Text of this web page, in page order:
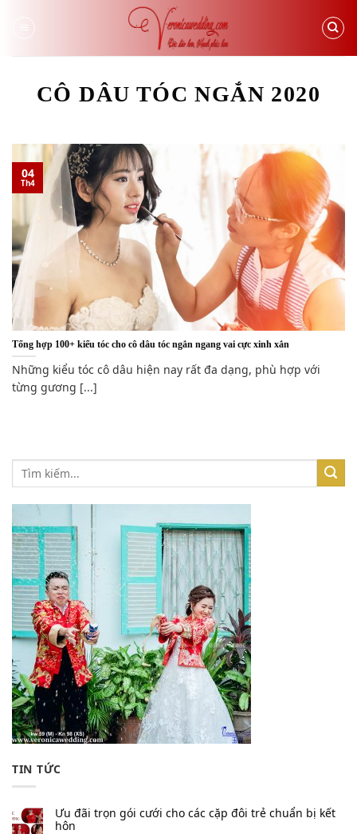
CÔ DÂU TÓC NGẮN 2020
Tổng hợp 100+ kiểu tóc cho cô dâu tóc ngắn ngang vai cực xinh xắn
Những kiểu tóc cô dâu hiện nay rất đa dạng, phù hợp với
từng gương [...]
04
Th4
TIN TỨC
Ưu đãi trọn gói cưới cho các cặp đôi trẻ chuẩn bị kết
hôn